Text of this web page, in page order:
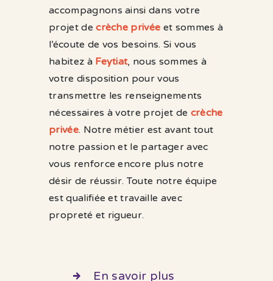
accompagnons ainsi dans votre
projet decrèche privée et sommes à
l’écoute de vos besoins. Si vous
habitez à Feytiat, nous sommes à
votre disposition pour vous
transmettre les renseignements
nécessaires à votre projet de crèche
privée. Notre métier est avant tout
notre passion et le partager avec
vous renforce encore plus notre
désir de réussir. Toute notre équipe
est qualifiée et travaille avec
propreté et rigueur.
En savoir plus